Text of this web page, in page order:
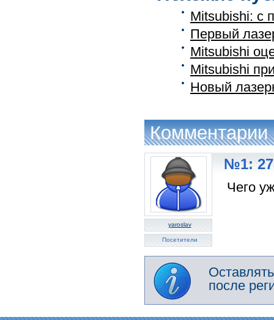
Mitsubishi: с
Первый
Mitsubishi
Mitsubishi
Новый
Комментарии
yaroslav
Посетители
№1: 27
Чего
после